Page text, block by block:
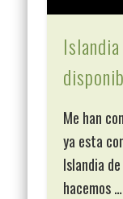
Me han
ya esta
Islandia
hacemos …